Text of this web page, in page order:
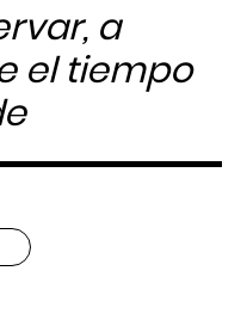
a
el tiempo